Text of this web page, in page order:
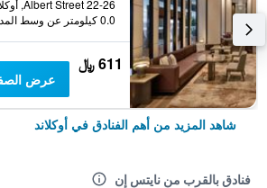
0.0 كيلومتر عن وسط المدينة
611 ﷼
عرض
شاهد المزيد من أهم الفنادق في أوكلاند
فنادق بالقرب من نايتس إن